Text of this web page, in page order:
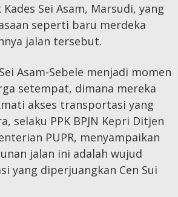
Sei Asam, Marsudi, yang
seperti baru merdeka
jalan tersebut.
Asam-Sebele menjadi momen
setempat, dimana mereka
akses transportasi yang
selaku PPK BPJN Kepri Ditjen
PUPR, menyampaikan
jalan ini adalah wujud
yang diperjuangkan Cen Sui